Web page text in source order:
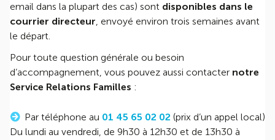
email dans la plupart des cas) sont disponibles dans le
courrier directeur, envoyé environ trois semaines avant
le départ.
Pour toute question générale ou besoin
d’accompagnement, vous pouvez aussi contacter notre
Service Relations Familles :
Par téléphone au 01 45 65 02 02 (prix d’un appel local)
Du lundi au vendredi, de 9h30 à 12h30 et de 13h30 à